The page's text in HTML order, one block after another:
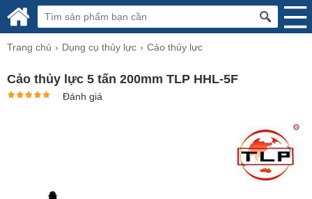
Trang chủ Dụng cụ thủy lực Cảo thủy lực
Cảo thủy lực 5 tấn 200mm TLP HHL-5F
Đánh giá